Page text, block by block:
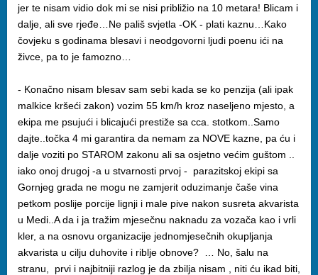
jer te nisam vidio dok mi se nisi približio na 10 metara! Blicam i
dalje, ali sve rjeđe…Ne pališ svjetla -OK - plati kaznu…Kako
čovjeku s godinama blesavi i neodgovorni ljudi poenu ići na
živce, pa to je famozno…
- Konačno nisam blesav sam sebi kada se ko penzija (ali ipak
malkice kršeći zakon) vozim 55 km/h kroz naseljeno mjesto, a
ekipa me psujući i blicajući prestiže sa cca. stotkom..Samo
dajte..točka 4 mi garantira da nemam za NOVE kazne, pa ću i
dalje voziti po STAROM zakonu ali sa osjetno većim guštom ..
iako onoj drugoj -a u stvarnosti prvoj - parazitskoj ekipi sa
Gornjeg grada ne mogu ne zamjerit oduzimanje čaše vina
petkom poslije porcije lignji i male pive nakon susreta akvarista
u Medi..A da i ja tražim mjesečnu naknadu za vozača kao i vrli
kler, a na osnovu organizacije jednomjesečnih okupljanja
akvarista u cilju duhovite i riblje obnove? … No, šalu na
stranu, prvi i najbitniji razlog je da zbilja nisam , niti ću ikad biti,